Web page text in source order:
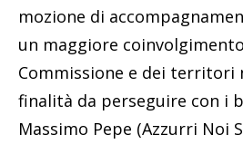
mozione di
un maggiore
Commissione e dei territori
finalità da perseguire con i
Massimo Pepe (Azzurri Noi